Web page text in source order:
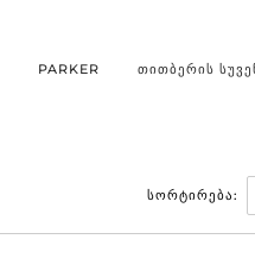
PARKER ᲗᲘᲗᲑᲔᲠᲘᲡ
ᲡᲝᲠᲢᲘᲠᲔᲑᲐ: